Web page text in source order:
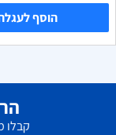
הוסף
קבלו